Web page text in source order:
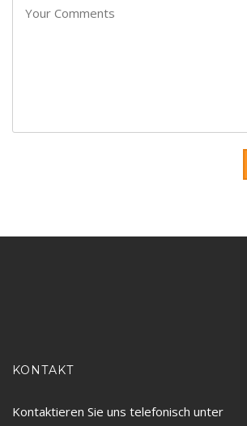
KONTAKT
Kontaktieren Sie uns telefonisch unter